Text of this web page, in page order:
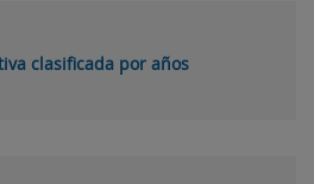
clasificada por años